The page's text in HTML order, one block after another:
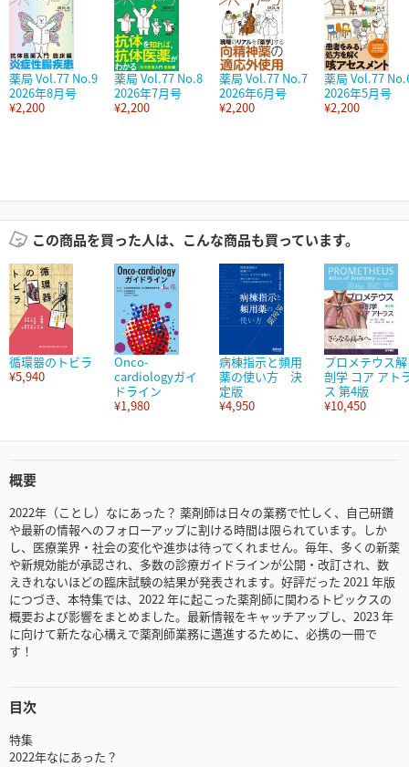
薬局 Vol.77 No.9
2026年8月号
¥2,200
薬局 Vol.77 No.8
2026年7月号
¥2,200
薬局 Vol.77 No.7
2026年6月号
¥2,200
薬局 Vol.77
2026年5月号
¥2,200
この商品を買った人は、こんな商品も買っています。
循環器のトビラ
¥5,940
Onco-
cardiologyガイ
ドライン
¥1,980
病棟指示と頻用
薬の使い方 決
定版
¥4,950
プロメテウス解
剖学 コア アト
ス 第4版
¥10,450
概要
2022年（ことし）なにあった？ 薬剤師は日々の業務で忙しく、自己研鑽
や最新の情報へのフォローアップに割ける時間は限られています。しか
し、医療業界・社会の変化や進歩は待ってくれません。毎年、多くの新薬
や新規効能が承認され、多数の診療ガイドラインが公開・改訂され、数
えきれないほどの臨床試験の結果が発表されます。好評だった 2021 年版
につづき、本特集では、2022 年に起こった薬剤師に関わるトピックスの
概要および影響をまとめました。最新情報をキャッチアップし、2023 年
に向けて新たな心構えで薬剤師業務に邁進するために、必携の一冊で
す！
目次
特集
2022年なにあった？